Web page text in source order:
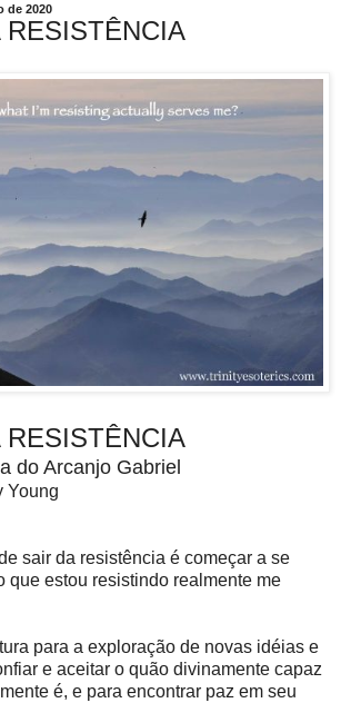
de 2020
RESISTÊNCIA
RESISTÊNCIA
do Arcanjo Gabriel
Young
sair da resistência é começar a se
que estou resistindo realmente me
para a exploração de novas idéias e
e aceitar o quão divinamente capaz
é, e para encontrar paz em seu